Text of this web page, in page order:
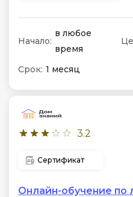
Начало:
в любое
время
Срок: 1 месяц
3.2
Сертификат
Онлайн-обучение по